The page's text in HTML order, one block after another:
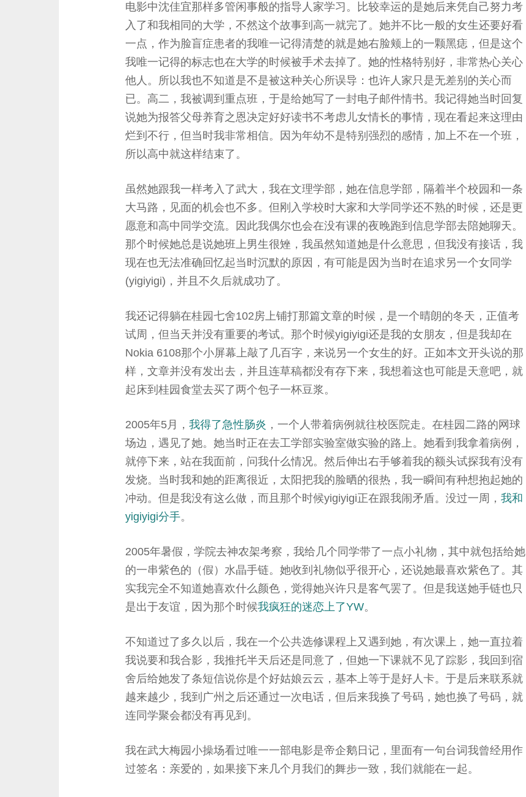
电影中沈佳宜那样多管闲事般的指导人家学习。比较幸运的是她后来凭自己努力考
入了和我相同的大学，不然这个故事到高一就完了。她并不比一般的女生还要好看
一点，作为脸盲症患者的我唯一记得清楚的就是她右脸颊上的一颗黑痣，但是这个
我唯一记得的标志也在大学的时候被手术去掉了。她的性格特别好，非常热心关心
他人。所以我也不知道是不是被这种关心所误导：也许人家只是无差别的关心而
已。高二，我被调到重点班，于是给她写了一封电子邮件情书。我记得她当时回复
说她为报答父母养育之恩决定好好读书不考虑儿女情长的事情，现在看起来这理由
烂到不行，但当时我非常相信。因为年幼不是特别强烈的感情，加上不在一个班，
所以高中就这样结束了。
虽然她跟我一样考入了武大，我在文理学部，她在信息学部，隔着半个校园和一条
大马路，见面的机会也不多。但刚入学校时大家和大学同学还不熟的时候，还是更
愿意和高中同学交流。因此我偶尔也会在没有课的夜晚跑到信息学部去陪她聊天。
那个时候她总是说她班上男生很矬，我虽然知道她是什么意思，但我没有接话，我
现在也无法准确回忆起当时沉默的原因，有可能是因为当时在追求另一个女同学
(yigiyigi)，并且不久后就成功了。
我还记得躺在桂园七舍102房上铺打那篇文章的时候，是一个晴朗的冬天，正值考
试周，但当天并没有重要的考试。那个时候yigiyigi还是我的女朋友，但是我却在
Nokia 6108那个小屏幕上敲了几百字，来说另一个女生的好。正如本文开头说的那
样，文章并没有发出去，并且连草稿都没有存下来，我想着这也可能是天意吧，就
起床到桂园食堂去买了两个包子一杯豆浆。
2005年5月， 我得了急性肠炎 ，一个人带着病例就往校医院走。在桂园二路的网球
场边，遇见了她。她当时正在去工学部实验室做实验的路上。她看到我拿着病例，
就停下来，站在我面前，问我什么情况。然后伸出右手够着我的额头试探我有没有
发烧。当时我和她的距离很近，太阳把我的脸晒的很热，我一瞬间有种想抱起她的
冲动。但是我没有这么做，而且那个时候yigiyigi正在跟我闹矛盾。没过一周， 我和
yigiyigi分手。
2005年暑假，学院去神农架考察，我给几个同学带了一点小礼物，其中就包括给她
的一串紫色的（假）水晶手链。她收到礼物似乎很开心，还说她最喜欢紫色了。其
实我完全不知道她喜欢什么颜色，觉得她兴许只是客气罢了。但是我送她手链也只
是出于友谊，因为那个时候我疯狂的迷恋上了YW。
不知道过了多久以后，我在一个公共选修课程上又遇到她，有次课上，她一直拉着
我说要和我合影，我推托半天后还是同意了，但她一下课就不见了踪影，我回到宿
舍后给她发了条短信说你是个好姑娘云云，基本上等于是好人卡。于是后来联系就
越来越少，我到广州之后还通过一次电话，但后来我换了号码，她也换了号码，就
连同学聚会都没有再见到。
我在武大梅园小操场看过唯一一部电影是帝企鹅日记，里面有一句台词我曾经用作
过签名：亲爱的，如果接下来几个月我们的舞步一致，我们就能在一起。